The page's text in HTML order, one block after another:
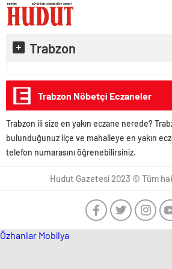
Trabzon
Trabzon Nöbetçi Eczaneler
Trabzon ili size en yakın eczane nerede?
bulunduğunuz ilçe ve mahalleye en yakın
telefon numarasını öğrenebilirsiniz.
Hudut Gazetesi 2023 © Tüm
Özhanlar Mobilya